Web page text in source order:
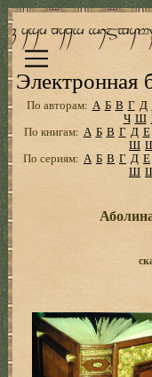
Электронная
По авторам: А Б В Г Д
Ч Ш
По книгам: А Б В Г Д Е
Ш
По сериям: А Б В Г Д Е
Ш